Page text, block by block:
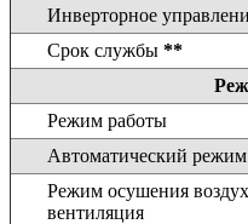
Инверторное
Срок службы **
Режим работы
Автоматический режим
Режим осушения
вентиляция